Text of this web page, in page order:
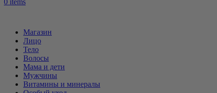
0 items
Магазин
Лицо
Тело
Волосы
Мама и дети
Мужчины
Витамины и минералы